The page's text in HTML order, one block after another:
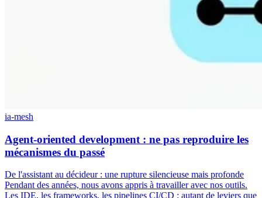
ia-mesh
Agent-oriented development : ne pas reproduire les
mécanismes du passé
De l'assistant au décideur : une rupture silencieuse mais profonde
Pendant des années, nous avons appris à travailler avec nos outils.
Les IDE, les frameworks, les pipelines CI/CD : autant de leviers que